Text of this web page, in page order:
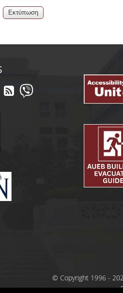
© Copyright 1996 -